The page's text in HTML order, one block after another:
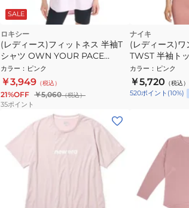
SALE
ロキシー
(レディース)フィットネス 半袖T
シャツ OWN YOUR PACE
26SPRST261537PNK
カラー ： ピンク
￥3,949 （税込）
21%OFF ￥5,060（税込）
35ポイント
ナイキ
(レディース)ワ
TWST 半袖ト
カラー ： ピンク
￥5,720 （税込）
520ポイント (10%)